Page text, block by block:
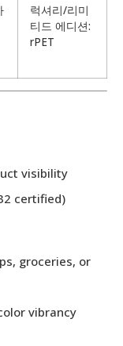
럭셔리/리미
티드 에디션:
rPET
visibility
certified)
groceries, or
vibrancy